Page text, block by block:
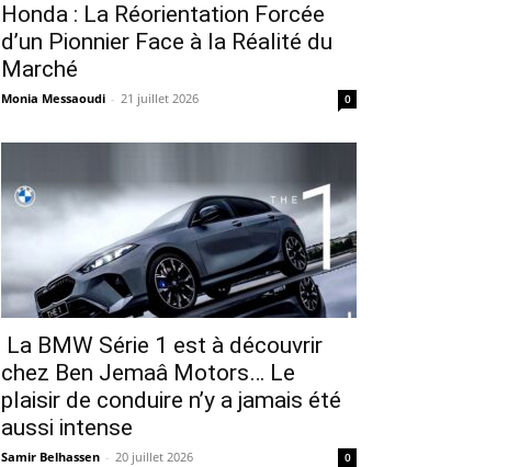
Honda : La Réorientation Forcée
d’un Pionnier Face à la Réalité du
Marché
Monia Messaoudi - 21 juillet 2026 0
La BMW Série 1 est à découvrir
chez Ben Jemaâ Motors… Le
plaisir de conduire n’y a jamais été
aussi intense
Samir Belhassen - 20 juillet 2026 0